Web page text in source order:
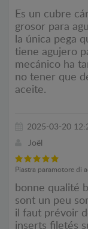
Es un cubre
grosor para
la única pega
tiene agujero
mecánico ha
no tener que
aceite.
2025-03-20
Joël
Piastra paramotore di
bonne qualité
sont un peu
il faut prévoir
inserts filetés